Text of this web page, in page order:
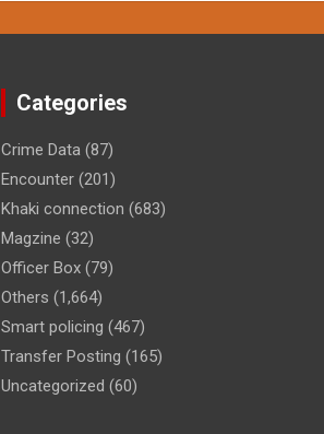
Categories
Crime Data (87)
Encounter (201)
Khaki connection (683)
Magzine (32)
Officer Box (79)
Others (1,664)
Smart policing (467)
Transfer Posting (165)
Uncategorized (60)